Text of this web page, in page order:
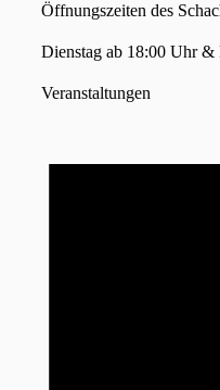
Öffnungszeiten des
Dienstag ab 18:00 Uhr &
Veranstaltungen